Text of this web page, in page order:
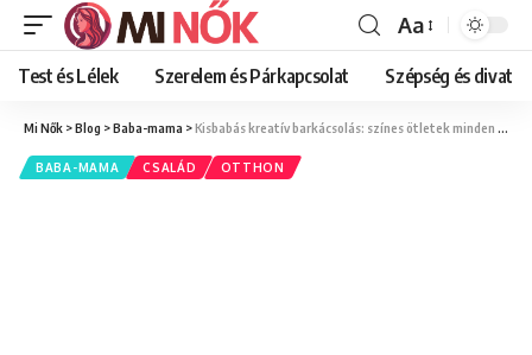
Font
Resizer
Aa
Test és Lélek Szerelem és Párkapcsolat Szépség és divat
Mi Nők >Blog >Baba-mama >Kisbabás kreatív barkácsolás: színes ötletek minden évszakra
BABA-MAMA CSALÁD OTTHON